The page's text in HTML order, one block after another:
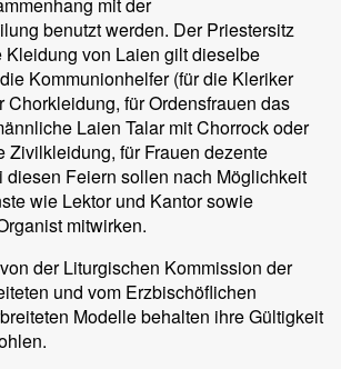
benutzt werden. Der Priestersitz
Kleidung von Laien gilt dieselbe
Kommunionhelfer (für die Kleriker
Chorkleidung, für Ordensfrauen das
Laien Talar mit Chorrock oder
Zivilkleidung, für Frauen dezente
Feiern sollen nach Möglichkeit
wie Lektor und Kantor sowie
mitwirken.
der Liturgischen Kommission der
und vom Erzbischöflichen
Modelle behalten ihre Gültigkeit